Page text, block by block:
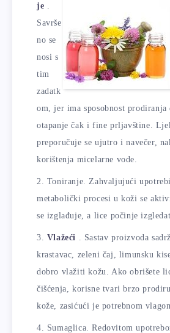
je
Savrše
no se
nosi s
tim
zadatk
om, jer ima sposobnost prodiranja
otapanje čak i fine prljavštine.
preporučuje se ujutro i navečer,
korištenja micelarne vode.
Toniranje. Zahvaljujući
metabolički procesi u koži se
se izglađuje, a lice počinje
Vlažeći
. Sastav proizvoda
krastavac, zeleni čaj, limunsku
dobro vlažiti kožu. Ako obrišete
čišćenja, korisne tvari brzo
kože, zasićući je potrebnom
Sumaglica. Redovitom